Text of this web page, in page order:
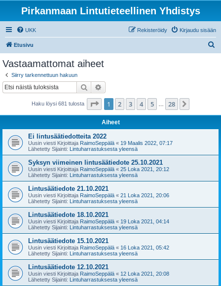
Pirkanmaan Lintutieteellinen Yhdistys
UKK Kirjaudu sisään
Rekisteröidy
Etusivu
Vastaamattomat aiheet
Siirry tarkennettuun hakuun
Etsi
Haku löysi 681 tulosta Sivu /28
1 2 3 4 5 28
Aiheet
Ei lintusäätiedotteita 2022
Uusin viesti Kirjoittaja RaimoSeppälä « 19 Maalis 2022, 07:17
Lähetetty Sijainti: Lintuharrastuksesta yleensä
Syksyn viimeinen lintusäätiedote 25.10.2021
Uusin viesti Kirjoittaja RaimoSeppälä « 25 Loka 2021, 20:12
Lähetetty Sijainti: Lintuharrastuksesta yleensä
Lintusäätiedote 21.10.2021
Uusin viesti Kirjoittaja RaimoSeppälä « 21 Loka 2021, 20:06
Lähetetty Sijainti: Lintuharrastuksesta yleensä
Lintusäätiedote 18.10.2021
Uusin viesti Kirjoittaja RaimoSeppälä « 19 Loka 2021, 04:14
Lähetetty Sijainti: Lintuharrastuksesta yleensä
Lintusäätiedote 15.10.2021
Uusin viesti Kirjoittaja RaimoSeppälä « 16 Loka 2021, 05:42
Lähetetty Sijainti: Lintuharrastuksesta yleensä
Lintusäätiedote 12.10.2021
Uusin viesti Kirjoittaja RaimoSeppälä « 12 Loka 2021, 20:08
Lähetetty Sijainti: Lintuharrastuksesta yleensä